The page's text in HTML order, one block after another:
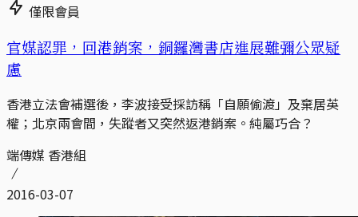
僅限會員
官媒認罪，回港銷案，銅鑼灣書店進展難彌公眾疑
慮
香港立法會補選後，李波接受採訪稱「自願偷渡」及棄居英
權；北京兩會間，失蹤者又突然返港銷案。純屬巧合？
端傳媒 香港組
2016-03-07